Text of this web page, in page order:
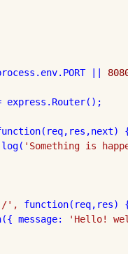
||
(req,res,next)
'Something is
', function(req,res)
message:
'Hello!